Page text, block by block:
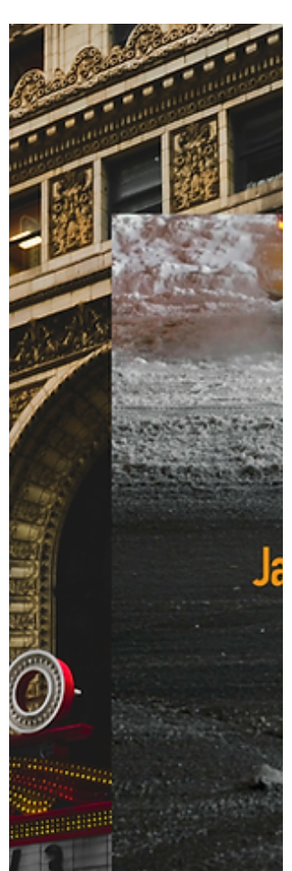
et de cadres rassurants. Cette normalité, loin
d’être anodine, masque une fatigue morale
profonde : elle continue d’avancer par habitude,
plus par devoir que par choix. Lorsque son
frère, criblé de dettes, fait appel à elle parce qu’il
est menacé de mort, son équilibre bascule. Les
cheminements intérieurs et